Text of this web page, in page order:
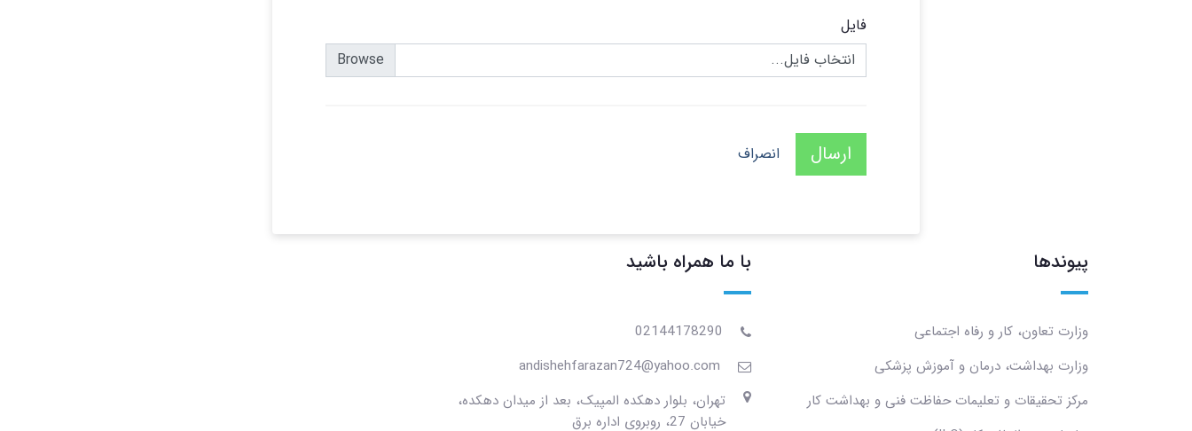
فایل
انتخاب فایل...
ارسال انصراف
پیوندها
وزارت تعاون، کار و رفاه اجتماعی
وزارت بهداشت، درمان و آموزش پزشکی
مرکز تحقیقات و تعلیمات حفاظت فنی و بهداشت کار
با ما همراه باشید
02144178290
andishehfarazan724@yahoo.com
تهران، بلوار دهکده المپیک، بعد از میدان دهکده،
خیابان 27، روبروی اداره برق